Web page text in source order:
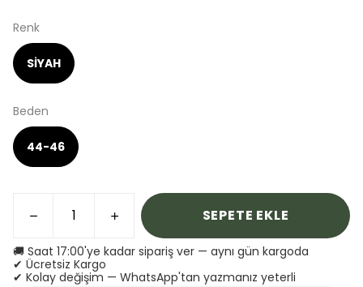
Renk
SİYAH
Beden
44-46
SEPETE EKLE
🚚 Saat 17:00'ye kadar sipariş ver — aynı gün kargoda
✔ Ücretsiz Kargo
✔ Kolay değişim — WhatsApp'tan yazmanız yeterli